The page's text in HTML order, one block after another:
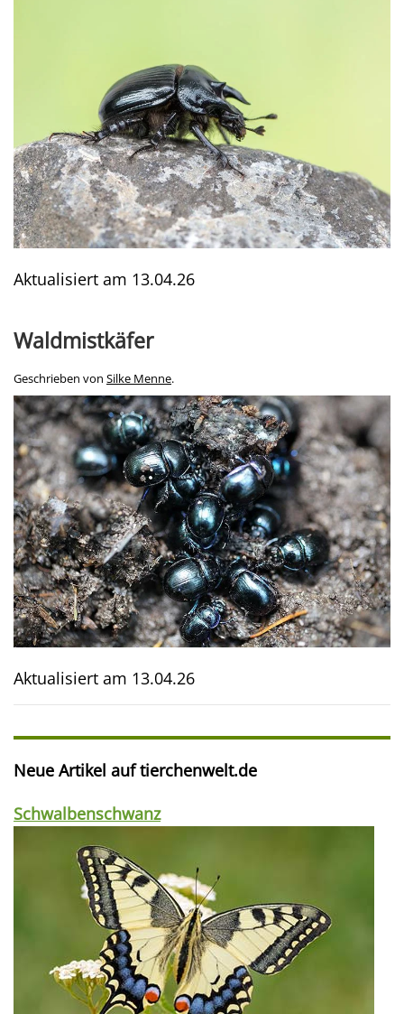
Aktualisiert am 13.04.26
Waldmistkäfer
Geschrieben von Silke Menne.
Aktualisiert am 13.04.26
Neue Artikel auf tierchenwelt.de
Schwalbenschwanz